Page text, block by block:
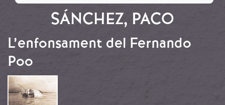
SÁNCHEZ, PACO
L’enfonsament del Fernando
Poo
Imatge